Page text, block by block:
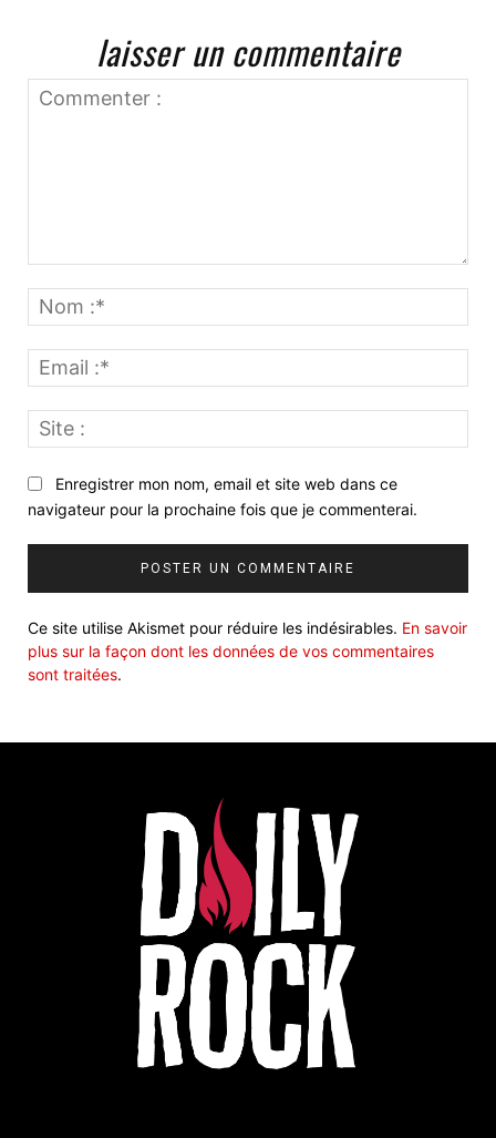
laisser un commentaire
:*
:*
:
Enregistrer mon nom, email et site web dans ce
navigateur pour la prochaine fois que je commenterai.
Ce site utilise Akismet pour réduire les indésirables. En savoir
plus sur la façon dont les données de vos commentaires
sont traitées.